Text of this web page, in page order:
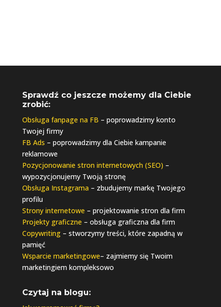
Sprawdź co jeszcze możemy dla Ciebie
zrobić:
Obsługa fanpage na FB – poprowadzimy konto
Twojej firmy
FB Ads – poprowadzimy dla Ciebie kampanie
reklamowe
Pozycjonowanie stron internetowych (SEO) –
wypozycjonujemy Twoją stronę
Obsługa Instagrama– zbudujemy markę Twojego
profilu
Strony internetowe – projektowanie stron dla firm
Projekty graficzne – obsługa graficzna dla firm
Copywriting– stworzymy treści, które zapadną w
pamięć
Wsparcie marketingowe– zajmiemy się Twoim
marketingiem kompleksowo
Czytaj na blogu: